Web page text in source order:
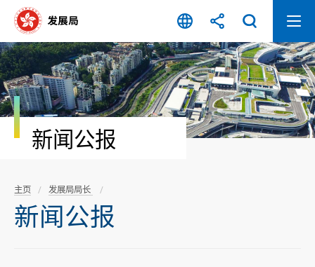
容
开
始
新闻公报
主页 发展局局长
新闻公报